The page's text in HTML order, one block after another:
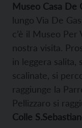
Museo Casa De
lungo Via De
c’è il Museo
nostra visita.
in leggera
scalinate, si
raggiunge la
Pellizzaro si
Colle